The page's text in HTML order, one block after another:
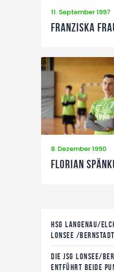
11. September 1997
Franziska
8. Dezember 1990
Florian
HSG LANGENAU/
LONSEE /
DIE JSG LONSEE/
ENTFÜHRT BEIDE